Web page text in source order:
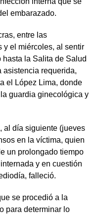
embarazado.
entre las
y el miércoles, al sentir
hasta la Salita de Salud
asistencia requerida,
el López Lima, donde
guardia ginecológica y
al día siguiente (jueves
en la víctima, quien
un prolongado tiempo
y en cuestión
falleció.
se procedió a la
para determinar lo